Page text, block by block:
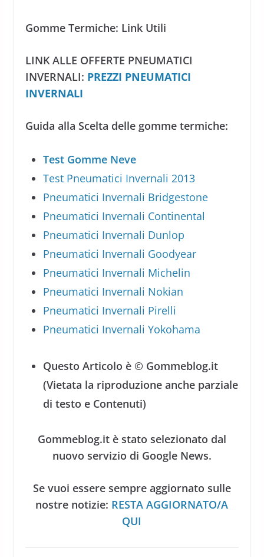
Gomme Termiche: Link Utili
LINK ALLE OFFERTE PNEUMATICI
INVERNALI: PREZZI PNEUMATICI
INVERNALI
Guida alla Scelta delle gomme termiche:
Test Gomme Neve
Test Pneumatici Invernali 2013
Pneumatici Invernali Bridgestone
Pneumatici Invernali Continental
Pneumatici Invernali Dunlop
Pneumatici Invernali Goodyear
Pneumatici Invernali Michelin
Pneumatici Invernali Nokian
Pneumatici Invernali Pirelli
Pneumatici Invernali Yokohama
Questo Articolo è © Gommeblog.it
(Vietata la riproduzione anche parziale
di testo e Contenuti)
Gommeblog.it è stato selezionato dal
nuovo servizio di Google News.
Se vuoi essere sempre aggiornato sulle
nostre notizie: RESTA AGGIORNATO/A
QUI